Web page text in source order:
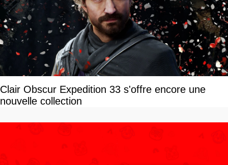
Clair Obscur Expedition 33 s'offre encore une
nouvelle collection